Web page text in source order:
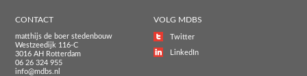
CONTACT
matthijs de boer stedenbouw
Westzeedijk 116-C
3016 AH Rotterdam
06 26 324 955
info@mdbs.nl
VOLG MDBS
Twitter
LinkedIn